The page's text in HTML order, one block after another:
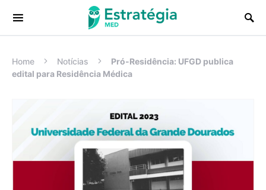
Procurar:
Home Notícias
Pró-Residência: UFGD publica
edital para Residência Médica